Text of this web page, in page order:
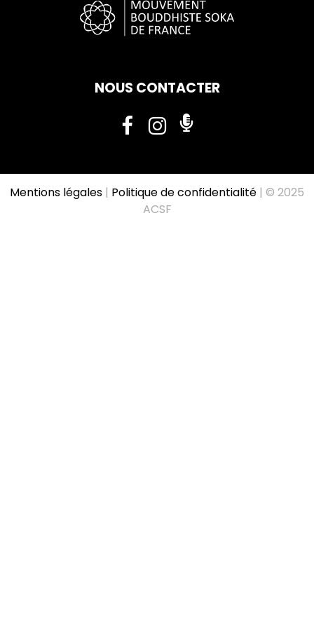
NOUS CONTACTER
Mentions légales | Politique de confidentialité | © 2025
ACSF